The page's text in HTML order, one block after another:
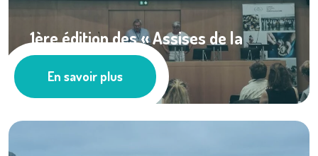
1ère édition des « Assises de la
qualité des ...
Actualités
En savoir plus